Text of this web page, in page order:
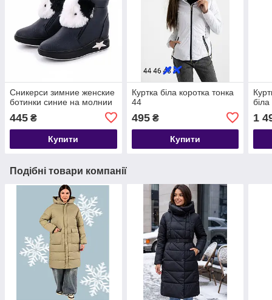
Сникерси зимние женские
ботинки синие на молнии
445 ₴
Купити
Куртка біла коротка тонка
44
495₴
Купити
1
Подібні товари компанії